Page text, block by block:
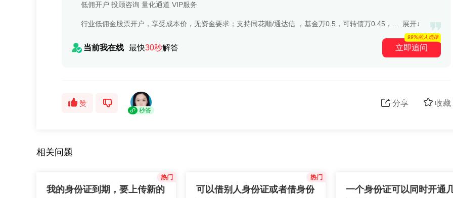
低佣开户 投顾咨询 量化通道 VIP服务
行业低佣金股票开户，享受成本价，无资金要求；支持同花顺/通达信 ，基金万0.5，可转债万0.45，... 展开↓
当前我在线 最快30秒解答 立即追问
99%的人选择
赞
秒答
收藏
分享
相关问题
我的身份证到期，要上传新的
可以借别人身份证或者借身份
一个身份证可以同时开通